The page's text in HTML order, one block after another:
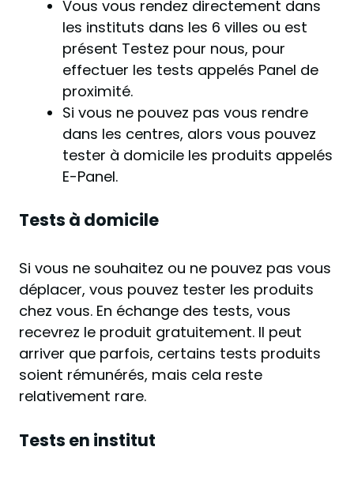
Vous vous rendez directement dans
les instituts dans les 6 villes ou est
présent Testez pour nous, pour
effectuer les tests appelés Panel de
proximité.
Si vous ne pouvez pas vous rendre
dans les centres, alors vous pouvez
tester à domicile les produits appelés
E-Panel.
Tests à domicile
Si vous ne souhaitez ou ne pouvez pas vous
déplacer, vous pouvez tester les produits
chez vous. En échange des tests, vous
recevrez le produit gratuitement. Il peut
arriver que parfois, certains tests produits
soient rémunérés, mais cela reste
relativement rare.
Tests en institut